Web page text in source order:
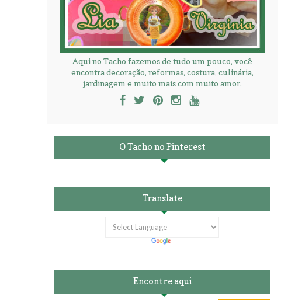
Aqui no Tacho fazemos de tudo um pouco, você
encontra decoração, reformas, costura, culinária,
jardinagem e muito mais com muito amor.
O Tacho no Pinterest
Translate
Encontre aqui